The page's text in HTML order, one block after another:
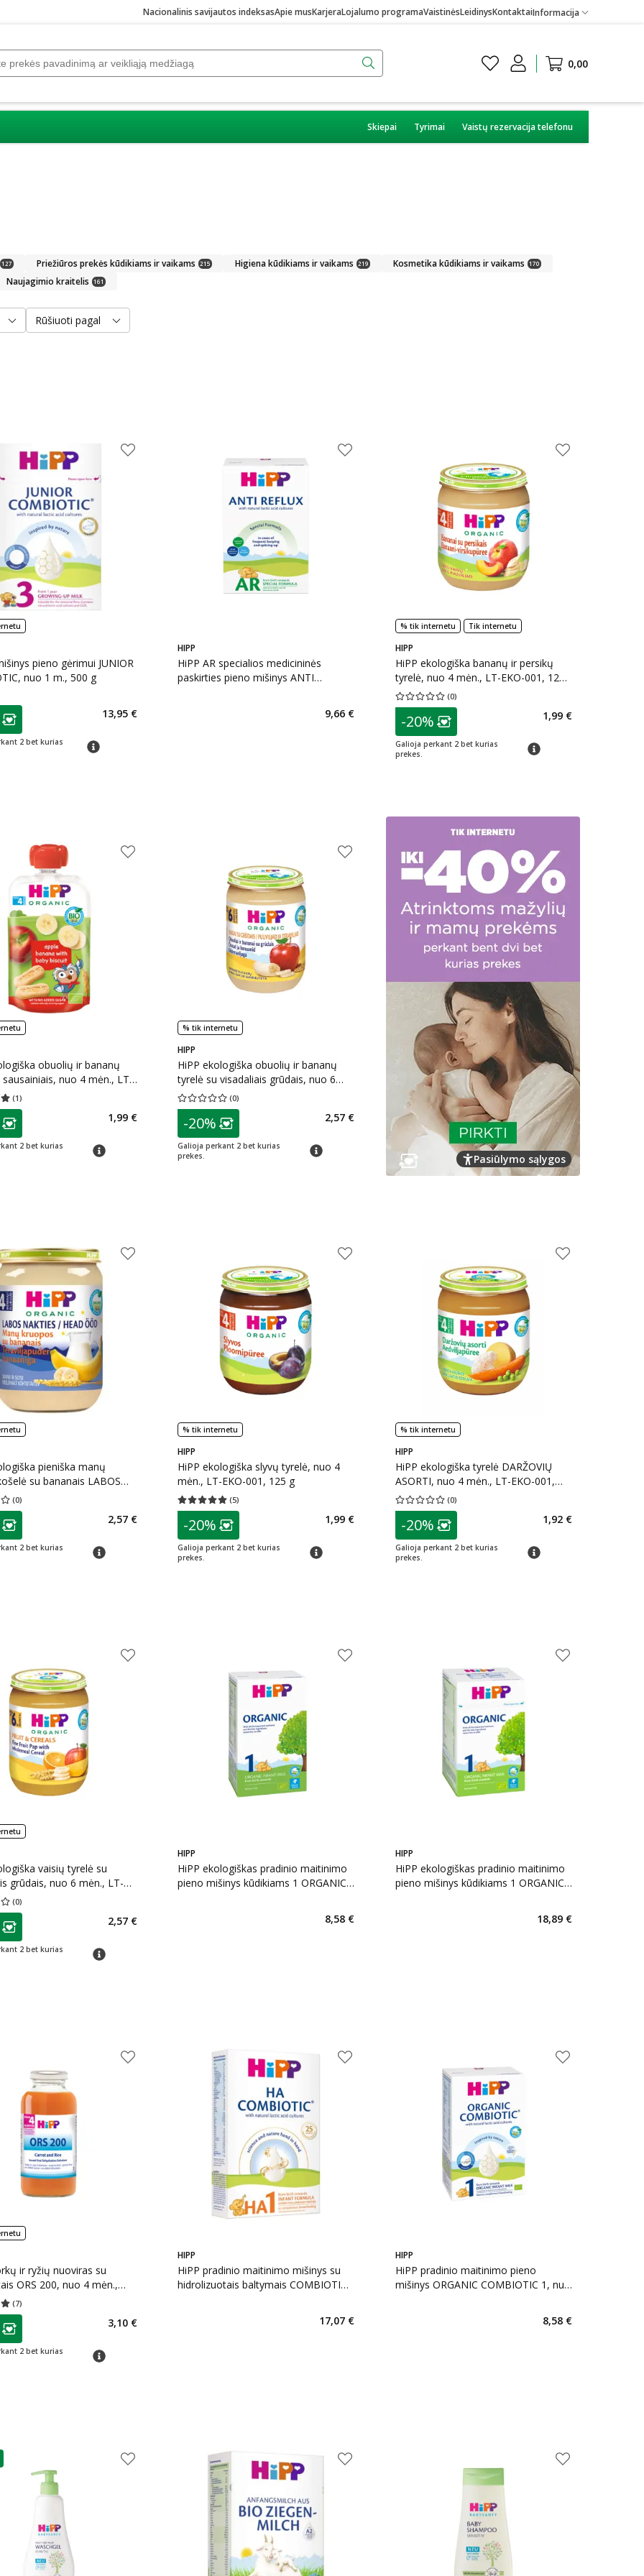
Nacionalinis savijautos indeksasApie musKarjeraLojalumo programaVaistinėsLeidinysKontaktaiInformacija
0,00
Skiepai Tyrimai Vaistų rezervacija telefonu
127 Priežiūros prekės kūdikiams ir vaikams 215 Higiena kūdikiams ir vaikams 219 Kosmetika kūdikiams ir vaikams 170
Naujagimio kraitelis 161
Rūšiuoti pagal
pieno gėrimui JUNIOR
nuo 1 m., 500 g
klubo narių nuolaida
2 bet kurias
patarimas
13,95 €
HIPP
HiPP AR specialios medicininės
paskirties pieno mišinys ANTI
9,66 €
% tik internetu Tik internetu
HIPP
HiPP ekologiška bananų ir persikų
tyrelė, nuo 4 mėn., LT-EKO-001, 125
g
(0)
Vidutinis įvertinimas 0.00
patarimas
Lojalumo klubo narių nuolaida
-20%
Galioja perkant 2 bet kurias
prekes.
patarimas
1,99 €
obuolių ir bananų
nuo 4 mėn., LT-
100 g
(1) 5.00
klubo narių nuolaida:
2 bet kurias
patarimas
1,99 €
% tik internetu
HIPP
HiPP ekologiška obuolių ir bananų
tyrelė su visadaliais grūdais, nuo 6
mėn., LT-EKO-001, 190 g
(0)
Vidutinis įvertinimas 0.00
patarimas
Lojalumo klubo narių nuolaida :
-20%
Galioja perkant 2 bet kurias
prekes.
patarimas
2,57 €
Pasiūlymo sąlygos
pieniška manų
su bananais LABOS
nuo 4 mėn., LT-EKO-001,
(0) 0.00
klubo narių nuolaida:
2 bet kurias
patarimas
2,57 €
% tik internetu
HIPP
HiPP ekologiška slyvų tyrelė, nuo 4
mėn., LT-EKO-001, 125 g
(5)
Vidutinis įvertinimas 5.00
patarimas
Lojalumo klubo narių nuolaida:
-20%
Galioja perkant 2 bet kurias
prekes.
patarimas
1,99 €
% tik internetu
HIPP
HiPP ekologiška tyrelė DARŽOVIŲ
ASORTI, nuo 4 mėn., LT-EKO-001,
125 g
(0)
Vidutinis įvertinimas 0.00
patarimas
Lojalumo klubo narių nuolaida
-20%
Galioja perkant 2 bet kurias
prekes.
patarimas
1,92 €
vaisių tyrelė su
grūdais, nuo 6 mėn., LT-
190 g
(0) 0.00
klubo narių nuolaida
2 bet kurias
patarimas
2,57 €
HIPP
HiPP ekologiškas pradinio maitinimo
pieno mišinys kūdikiams 1 ORGANIC,
8,58 €
HIPP
HiPP ekologiškas pradinio maitinimo
pieno mišinys kūdikiams 1 ORGANIC,
18,89 €
ir ryžių nuoviras su
ORS 200, nuo 4 mėn.,
(7) 5.00
klubo narių nuolaida
2 bet kurias
patarimas
3,10 €
HIPP
HiPP pradinio maitinimo mišinys su
hidrolizuotais baltymais COMBIOTIC
17,07 €
HIPP
HiPP pradinio maitinimo pieno
mišinys ORGANIC COMBIOTIC 1, nuo
8,58 €